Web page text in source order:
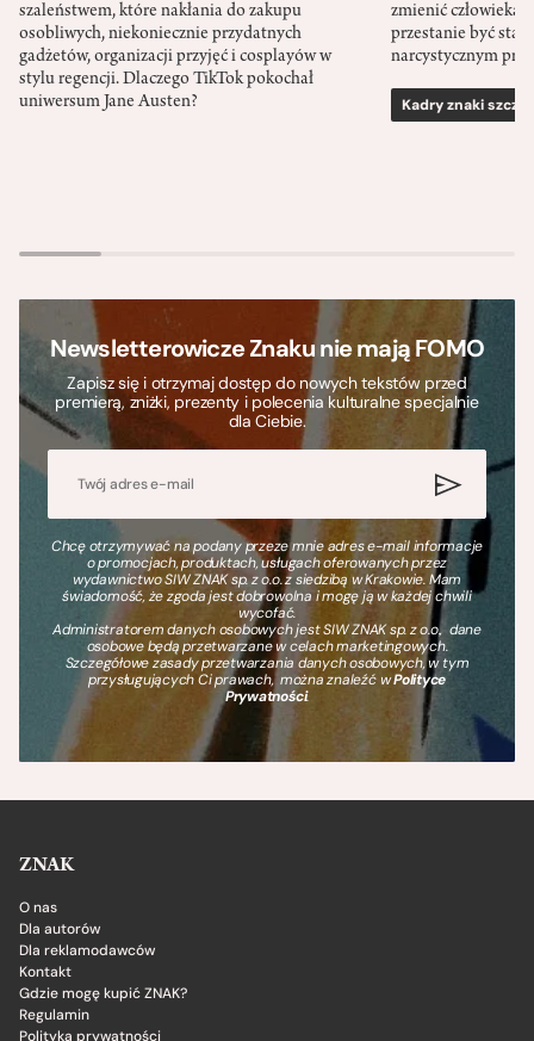
szaleństwem, które nakłania do zakupu
osobliwych, niekoniecznie przydatnych
gadżetów, organizacji przyjęć i cosplayów w
stylu regencji. Dlaczego TikTok pokochał
uniwersum Jane Austen?
zmienić człowieka
przestanie być
narcystycznym
Kadry znaki
Newsletterowicze Znaku nie mają FOMO
Zapisz się i otrzymaj dostęp do nowych tekstów przed
premierą, zniżki, prezenty i polecenia kulturalne specjalnie
dla Ciebie.
Chcę otrzymywać na podany przeze mnie adres e-mail informacje
o promocjach, produktach, usługach oferowanych przez
wydawnictwo SIW ZNAK sp. z o.o. z siedzibą w Krakowie. Mam
świadomość, że zgoda jest dobrowolna i mogę ją w każdej chwili
wycofać.
Administratorem danych osobowych jest SIW ZNAK sp. z o.o., dane
osobowe będą przetwarzane w celach marketingowych.
Szczegółowe zasady przetwarzania danych osobowych, w tym
przysługujących Ci prawach, można znaleźć wPolityce
Prywatności.
ZNAK
O nas
Dla autorów
Dla reklamodawców
Kontakt
Gdzie mogę kupić ZNAK?
Regulamin
Polityka prywatności